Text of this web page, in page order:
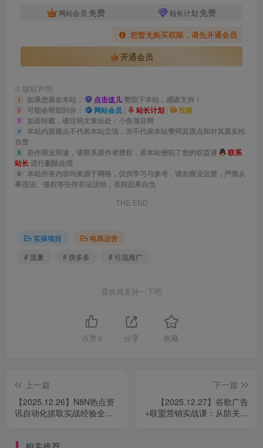
网站会员 免费 站长计划 免费
您暂无购买权限，请先开通会员
开通会员
© 版权声明
1 如果您喜欢本站， 点击这儿赞助下本站，感谢支持！
2 可能会帮助到你： 网站会员 | 站长计划 | 投稿
3 如若转载，请注明文章出处：小鱼项目网
4
本站内容观点不代表本站立场，并不代表本站赞同其观点和对其真实性
负责
5 若作商业用途，请联系原作者授权，若本站侵犯了您的权益请
联系
站长进行删除处理
6
本站所有内容均来源于网络，仅供学习与参考，请勿商业运营，严禁从
事违法、侵权等任何非法活动，否则后果自负
THE END
实操项目
电商运营
# 流量
# 拼多多 # 引流推广
喜欢就支持一下吧
点赞 6 分享 收藏
上一篇
【2025.12.26】N8N热点资
讯自动化抓取实战经验全解
下一篇
【2025.12.27】谷歌广告
+联盟营销实战课：从防关联